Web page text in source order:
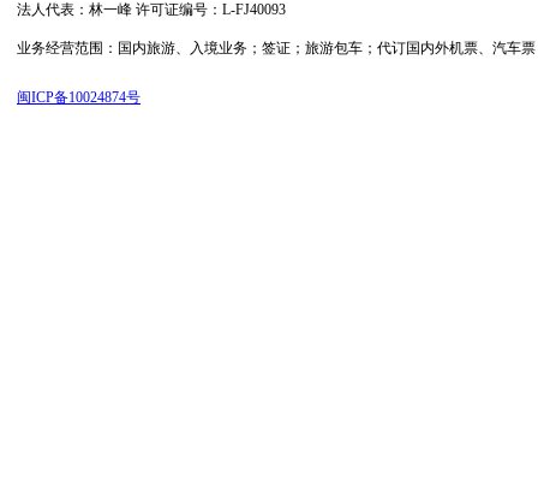
法人代表：林一峰 许可证编号：L-FJ40093
业务经营范围：国内旅游、入境业务；签证；旅游包车；代订国内外机票、汽
闽ICP备10024874号